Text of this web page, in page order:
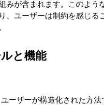
みが含まれます。このよ
、ユーザーは制約を感じ
と機能
ーザーが構造化された方